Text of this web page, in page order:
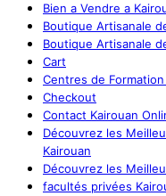
Bien a Vendre a
Boutique Artisanale
Boutique Artisanale
Cart
Centres de
Checkout
Contact Kairouan
Découvrez les
Kairouan
Découvrez les
facultés privées